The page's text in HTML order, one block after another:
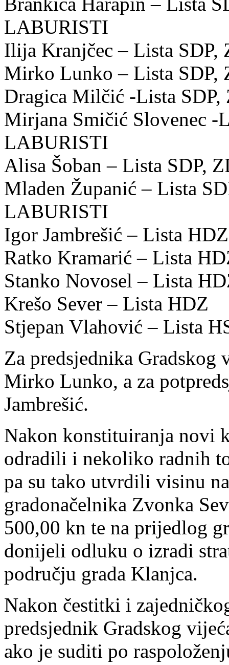
LABURISTI
Ilija Kranjčec – Lista
Mirko Lunko – Lista
Dragica Milčić -Lista
Mirjana Smičić Slovenec -
LABURISTI
Alisa Šoban – Lista SDP,
Mladen Županić – Lista
LABURISTI
Igor Jambrešić – Lista HDZ
Ratko Kramarić – Lista
Stanko Novosel – Lista
Krešo Sever – Lista HDZ
Stjepan Vlahović – Lista
Za predsjednika Gradskog
Mirko Lunko, a za
Jambrešić.
Nakon konstituiranja novi
odradili i nekoliko radnih
pa su tako utvrdili visinu
gradonačelnika Zvonka
500,00 kn te na prijedlog
donijeli odluku o izradi
području grada Klanjca.
Nakon čestitki i
predsjednik Gradskog
ako je suditi po